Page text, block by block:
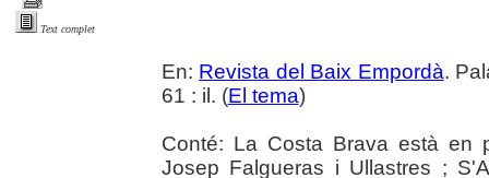
Text complet
En: Revista del Baix Empordà.
61 : il. (El tema)
Conté: La Costa Brava està en
Josep Falgueras i Ullastres ;